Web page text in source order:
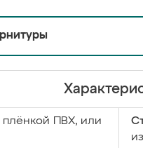
ПВХ, или